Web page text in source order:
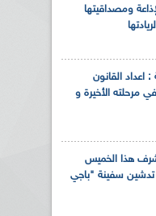
ومصداقيتها
: اعداد القانون
مرحلته الأخيرة و
هذا الخميس
تدشين سفينة "باجي